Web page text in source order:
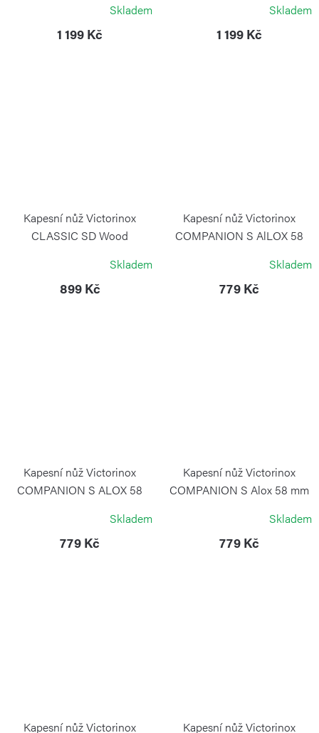
Skladem
1 199 Kč
Skladem
1 199 Kč
Kapesní nůž Victorinox
CLASSIC SD Wood
Skladem
899 Kč
Kapesní nůž Victorinox
COMPANION S AlLOX 58
Skladem
779 Kč
Kapesní nůž Victorinox
COMPANION S ALOX 58
Skladem
779 Kč
Kapesní nůž Victorinox
COMPANION S Alox 58 mm
Skladem
779 Kč
Kapesní nůž Victorinox Kapesní nůž Victorinox